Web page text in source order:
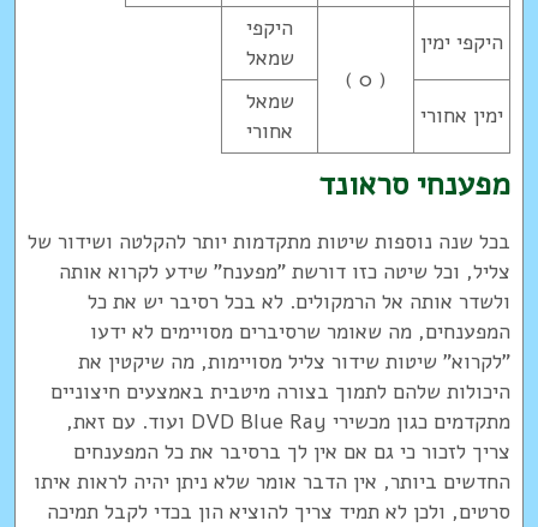
היקפי ימין
( 0 )
היקפי
שמאל
ימין אחורי
שמאל
אחורי
מפענחי סראונד
בכל שנה נוספות שיטות מתקדמות יותר להקלטה ושידור של
צליל, וכל שיטה כזו דורשת "מפענח" שידע לקרוא אותה
ולשדר אותה אל הרמקולים. לא בכל רסיבר יש את כל
המפענחים, מה שאומר שרסיברים מסויימים לא ידעו
"לקרוא" שיטות שידור צליל מסויימות, מה שיקטין את
היכולות שלהם לתמוך בצורה מיטבית באמצעים חיצוניים
מתקדמים כגון מכשירי DVD Blue Ray ועוד. עם זאת,
צריך לזכור כי גם אם אין לך ברסיבר את כל המפענחים
החדשים ביותר, אין הדבר אומר שלא ניתן יהיה לראות איתו
סרטים, ולכן לא תמיד צריך להוציא הון בכדי לקבל תמיכה